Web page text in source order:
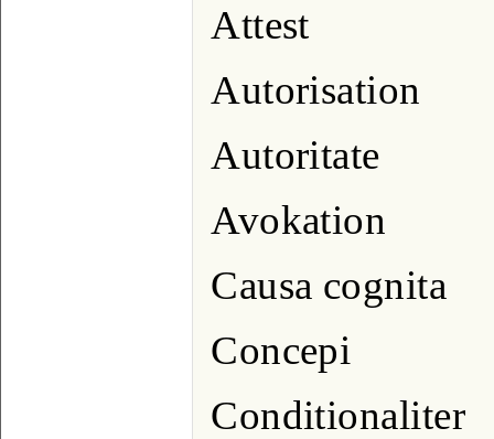
Attest
Autorisation
Autoritate
Avokation
Causa cognita
Concepi
Conditionaliter